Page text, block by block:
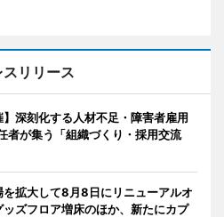
スリリース
深刻化する人材不足・障害者雇用
者が集う「組織づくり・採用交流
拡大して8月8日にリニューアルオ
ズフロア増床のほか、新たにカプ